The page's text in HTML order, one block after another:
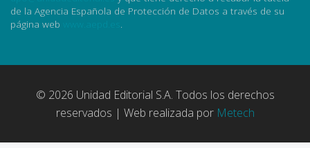
de la Agencia Española de Protección de Datos a través de su
página web
.
© 2026 Unidad Editorial S.A. Todos los derechos
reservados | Web realizada por Metech